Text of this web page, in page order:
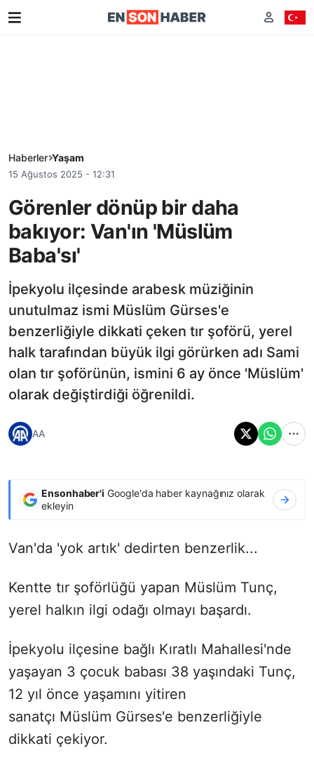
Haberler Yaşam
15 Ağustos 2025 - 12:31
Görenler dönüp bir daha
bakıyor: Van'ın 'Müslüm
Baba'sı'
İpekyolu ilçesinde arabesk müziğinin
unutulmaz ismi Müslüm Gürses'e
benzerliğiyle dikkati çeken tır şoförü, yerel
halk tarafından büyük ilgi görürken adı Sami
olan tır şoförünün, ismini 6 ay önce 'Müslüm'
olarak değiştirdiği öğrenildi.
AA
Ensonhaber'i Google'da haber kaynağınız olarak
ekleyin
Van'da 'yok artık' dedirten benzerlik...
Kentte tır şoförlüğü yapan Müslüm Tunç,
yerel halkın ilgi odağı olmayı başardı.
İpekyolu ilçesine bağlı Kıratlı Mahallesi'nde
yaşayan 3 çocuk babası 38 yaşındaki Tunç,
12 yıl önce yaşamını yitiren
sanatçı Müslüm Gürses'e benzerliğiyle
dikkati çekiyor.